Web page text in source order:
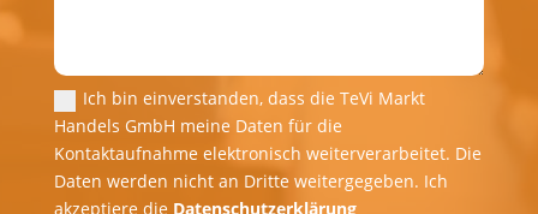
Ich bin einverstanden, dass die TeVi Markt
Handels GmbH meine Daten für die
Kontaktaufnahme elektronisch weiterverarbeitet. Die
Daten werden nicht an Dritte weitergegeben. Ich
akzeptiere die Datenschutzerklärung